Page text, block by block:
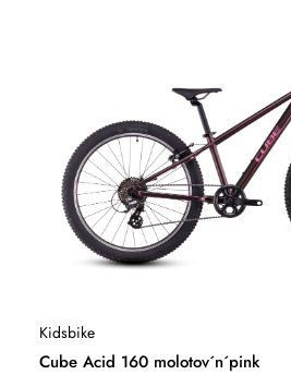
Kidsbike
Cube Acid 160 molotov´n´pink